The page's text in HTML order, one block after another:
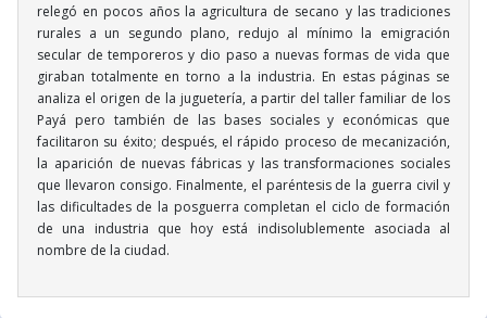
relegó en pocos años la agricultura de secano y las tradiciones
rurales a un segundo plano, redujo al mínimo la emigración
secular de temporeros y dio paso a nuevas formas de vida que
giraban totalmente en torno a la industria. En estas páginas se
analiza el origen de la juguetería, a partir del taller familiar de los
Payá pero también de las bases sociales y económicas que
facilitaron su éxito; después, el rápido proceso de mecanización,
la aparición de nuevas fábricas y las transformaciones sociales
que llevaron consigo. Finalmente, el paréntesis de la guerra civil y
las dificultades de la posguerra completan el ciclo de formación
de una industria que hoy está indisolublemente asociada al
nombre de la ciudad.